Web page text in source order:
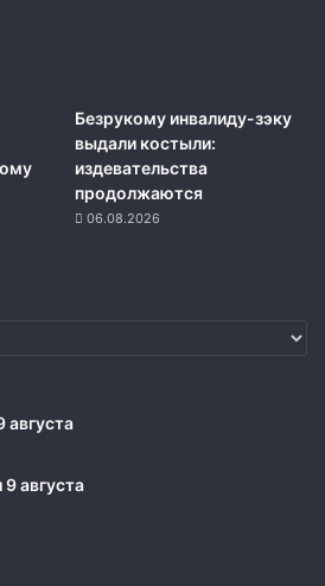
Безрукому инвалиду-зэку
выдали костыли:
издевательства
продолжаются
06.08.2026
августа
9 августа